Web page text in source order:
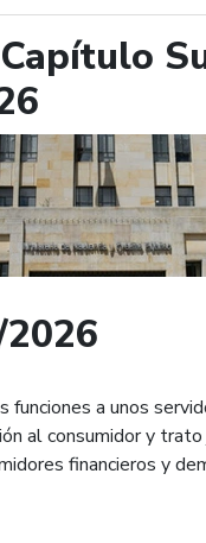
funciones a unos
al consumidor y
financieros y